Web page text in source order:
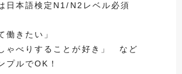
日本語検定N1/N2レベル必須
働きたい」
ゃべりすることが好き」 など
プルでOK！